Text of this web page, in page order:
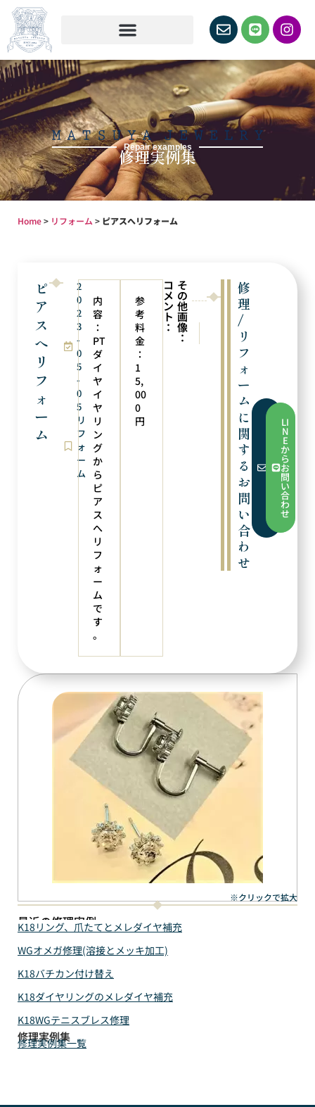
Repair examples
修理実例集
Home> リフォーム > ピアスへリフォーム
※クリックで拡大
最近の修理実例
K18リング、爪たてとメレダイヤ補充
WGオメガ修理(溶接とメッキ加工)
K18バチカン付け替え
K18ダイヤリングのメレダイヤ補充
K18WGテニスブレス修理
修理実例集
修理実例集一覧
ピ
ア
ス
へ
リ
フ
ォ
ー
ム
2
0
2
3
-
0
5
-
0
5
リ
フ
ォ
ー
ム
内
容
：
PT
ダ
イ
ヤ
イ
ヤ
リ
ン
グ
か
ら
ピ
ア
ス
へ
リ
フ
ォ
ー
ム
で
す
。
参
考
料
金
：
1
5,
00
0
円
コ
メ
ン
ト
：
そ
の
他
画
像
： ダイヤの補充
イヤリングにリフォーム
修
理
/
リ
フ
ォ
ー
ム
に
関
す
る
お
問
い
合
わ
せ
フ
ら
お
せ
LI
N
E
か
ら
お
問
い
合
わ
せ